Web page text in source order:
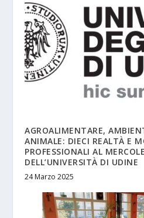
AGROALIMENTARE,
ANIMALE: DIECI REALTÀ E
PROFESSIONALI AL
DELL’UNIVERSITÀ DI UDINE
24 Marzo 2025